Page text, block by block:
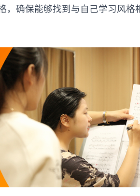
，确保能够找到与自己学习风格